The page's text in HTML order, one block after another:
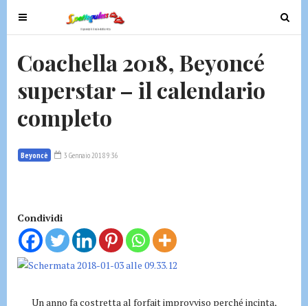
T
o
g
e
n
v
i
t
o
n
T
o
Coachella 2018, Beyoncé
superstar – il calendario
completo
Beyoncè 3 Gennaio 2018 9:36
Condividi
Un anno fa costretta al forfait improvviso perché incinta,